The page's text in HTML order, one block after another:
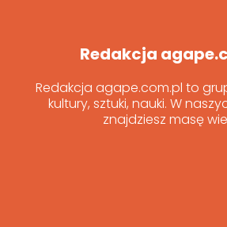
Redakcja
Redakcja agape.com.pl to
kultury, sztuki, nauki. W
znajdziesz masę